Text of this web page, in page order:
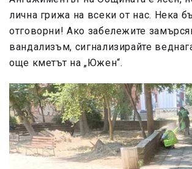
лична грижа на всеки от нас. Нека
отговорни! Ако забележите
вандализъм, сигнализирайте
още кметът на „Южен“.